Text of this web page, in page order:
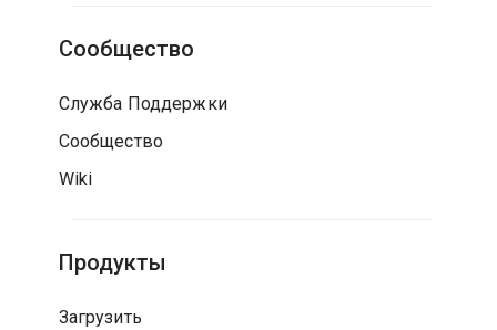
Сообщество
Служба Поддержки
Сообщество
Wiki
Продукты
Загрузить